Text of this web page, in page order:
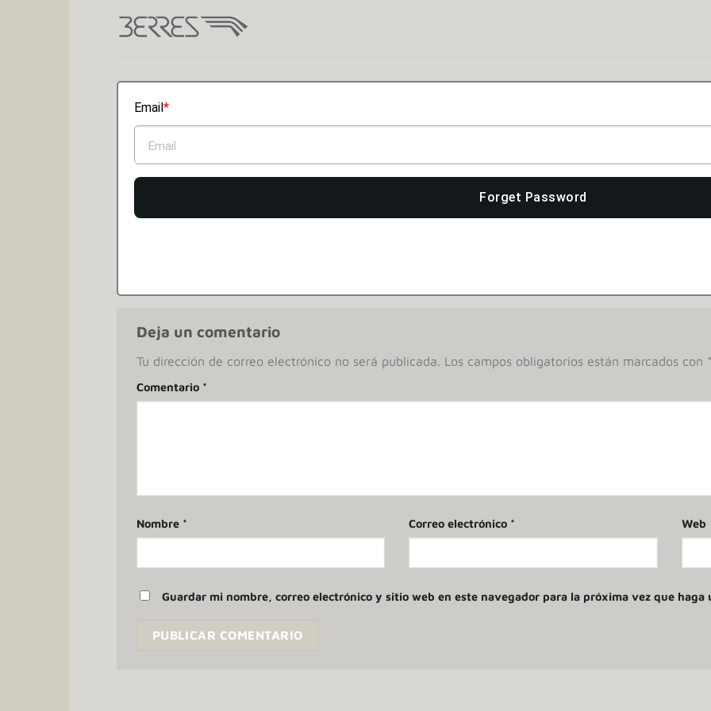
Email
Forget Password
Deja un comentario
Tu dirección de correo electrónico no será publicada. Los campos obligatorios están marcados con
Comentario *
Nombre * Correo electrónico * Web
Guardar mi nombre, correo electrónico y sitio web en este navegador para la próxima vez que haga